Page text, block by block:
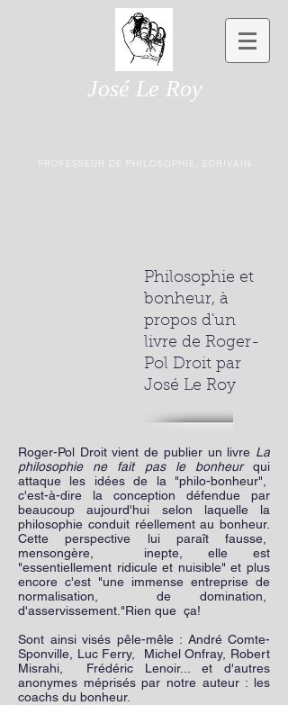
José Le Roy
PROFESSEUR DE PHILOSOPHIE, ECRIVAIN
Philosophie et
bonheur, à
propos d'un
livre de Roger-
Pol Droit par
José Le Roy
Roger-Pol Droit vient de publier un livre La
philosophie ne fait pas le bonheurqui
attaque les idées de la "philo-bonheur",
c'est-à-dire la conception défendue par
beaucoup aujourd'hui selon laquelle la
philosophie conduit réellement au bonheur.
Cette perspective lui paraît fausse,
mensongère, inepte, elle est
"essentiellement ridicule et nuisible" et plus
encore c'est "une immense entreprise de
normalisation, de domination,
d'asservissement."Rien que ça!
Sont ainsi visés pêle-mêle : André Comte-
Sponville, Luc Ferry, Michel Onfray, Robert
Misrahi, Frédéric Lenoir... et d'autres
anonymes méprisés par notre auteur : les
coachs du bonheur.